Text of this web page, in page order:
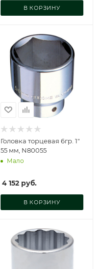
В КОРЗИНУ
Головка торцевая 6гр. 1"
55 мм, N80055
Мало
4 152руб.
В КОРЗИНУ